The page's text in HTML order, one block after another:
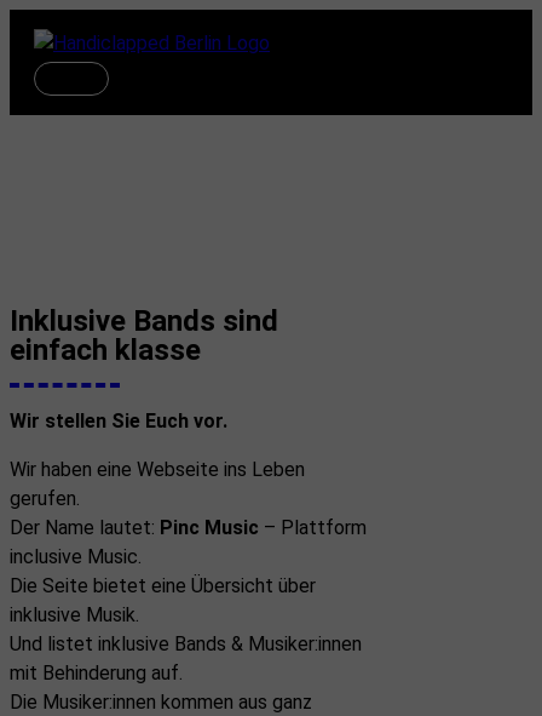
Inhalt
springen
Hauptmenü
Inklusive Bands sind
einfach klasse
Wir stellen Sie Euch vor.
Wir haben eine Webseite ins Leben
gerufen.
Der Name lautet: Pinc Music – Plattform
inclusive Music.
Die Seite bietet eine Übersicht über
inklusive Musik.
Und listet inklusive Bands & Musiker:innen
mit Behinderung auf.
Die Musiker:innen kommen aus ganz